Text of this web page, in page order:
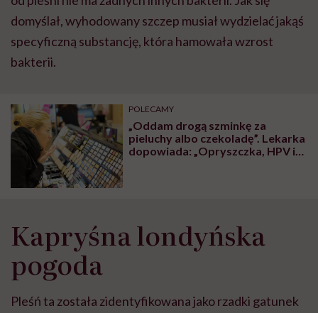
domyślał, wyhodowany szczep musiał wydzielać jakąś
specyficzną substancję, która hamowała wzrost
bakterii.
POLECAMY
„Oddam drogą szminkę za
pieluchy albo czekoladę”. Lekarka
dopowiada: „Opryszczka, HPV i
Kapryśna londyńska
pogoda
Pleśń ta została zidentyfikowana jako rzadki gatunek